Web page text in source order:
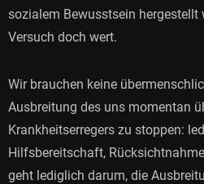
sozialem Bewusstsein hergestellt
Versuch doch wert.
Wir brauchen keine
Ausbreitung des uns momentan
Krankheitserregers zu stoppen:
Hilfsbereitschaft,
geht lediglich darum, die